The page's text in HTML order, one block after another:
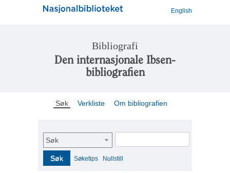
English
Bibliografi
Den internasjonale Ibsen-
bibliografien
Søk Verkliste Om bibliografien
Søk
Søk Søketips Nullstill